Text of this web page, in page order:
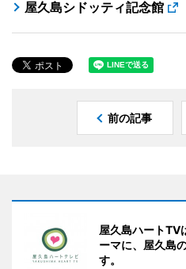
屋久島シドッティ記念館
前の記事
屋久島ハートTV
ーマに、屋久島
す。